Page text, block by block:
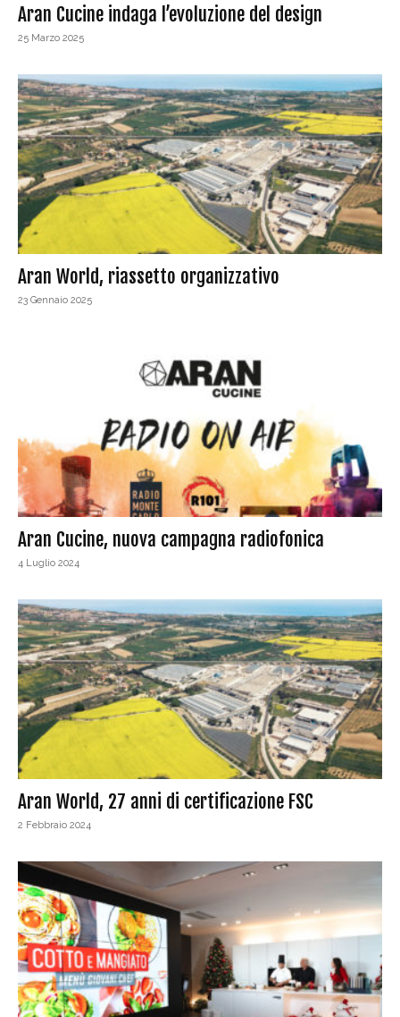
Aran Cucine indaga l’evoluzione del design
25 Marzo 2025
Aran World, riassetto organizzativo
23 Gennaio 2025
Aran Cucine, nuova campagna radiofonica
4 Luglio 2024
Aran World, 27 anni di certificazione FSC
2 Febbraio 2024